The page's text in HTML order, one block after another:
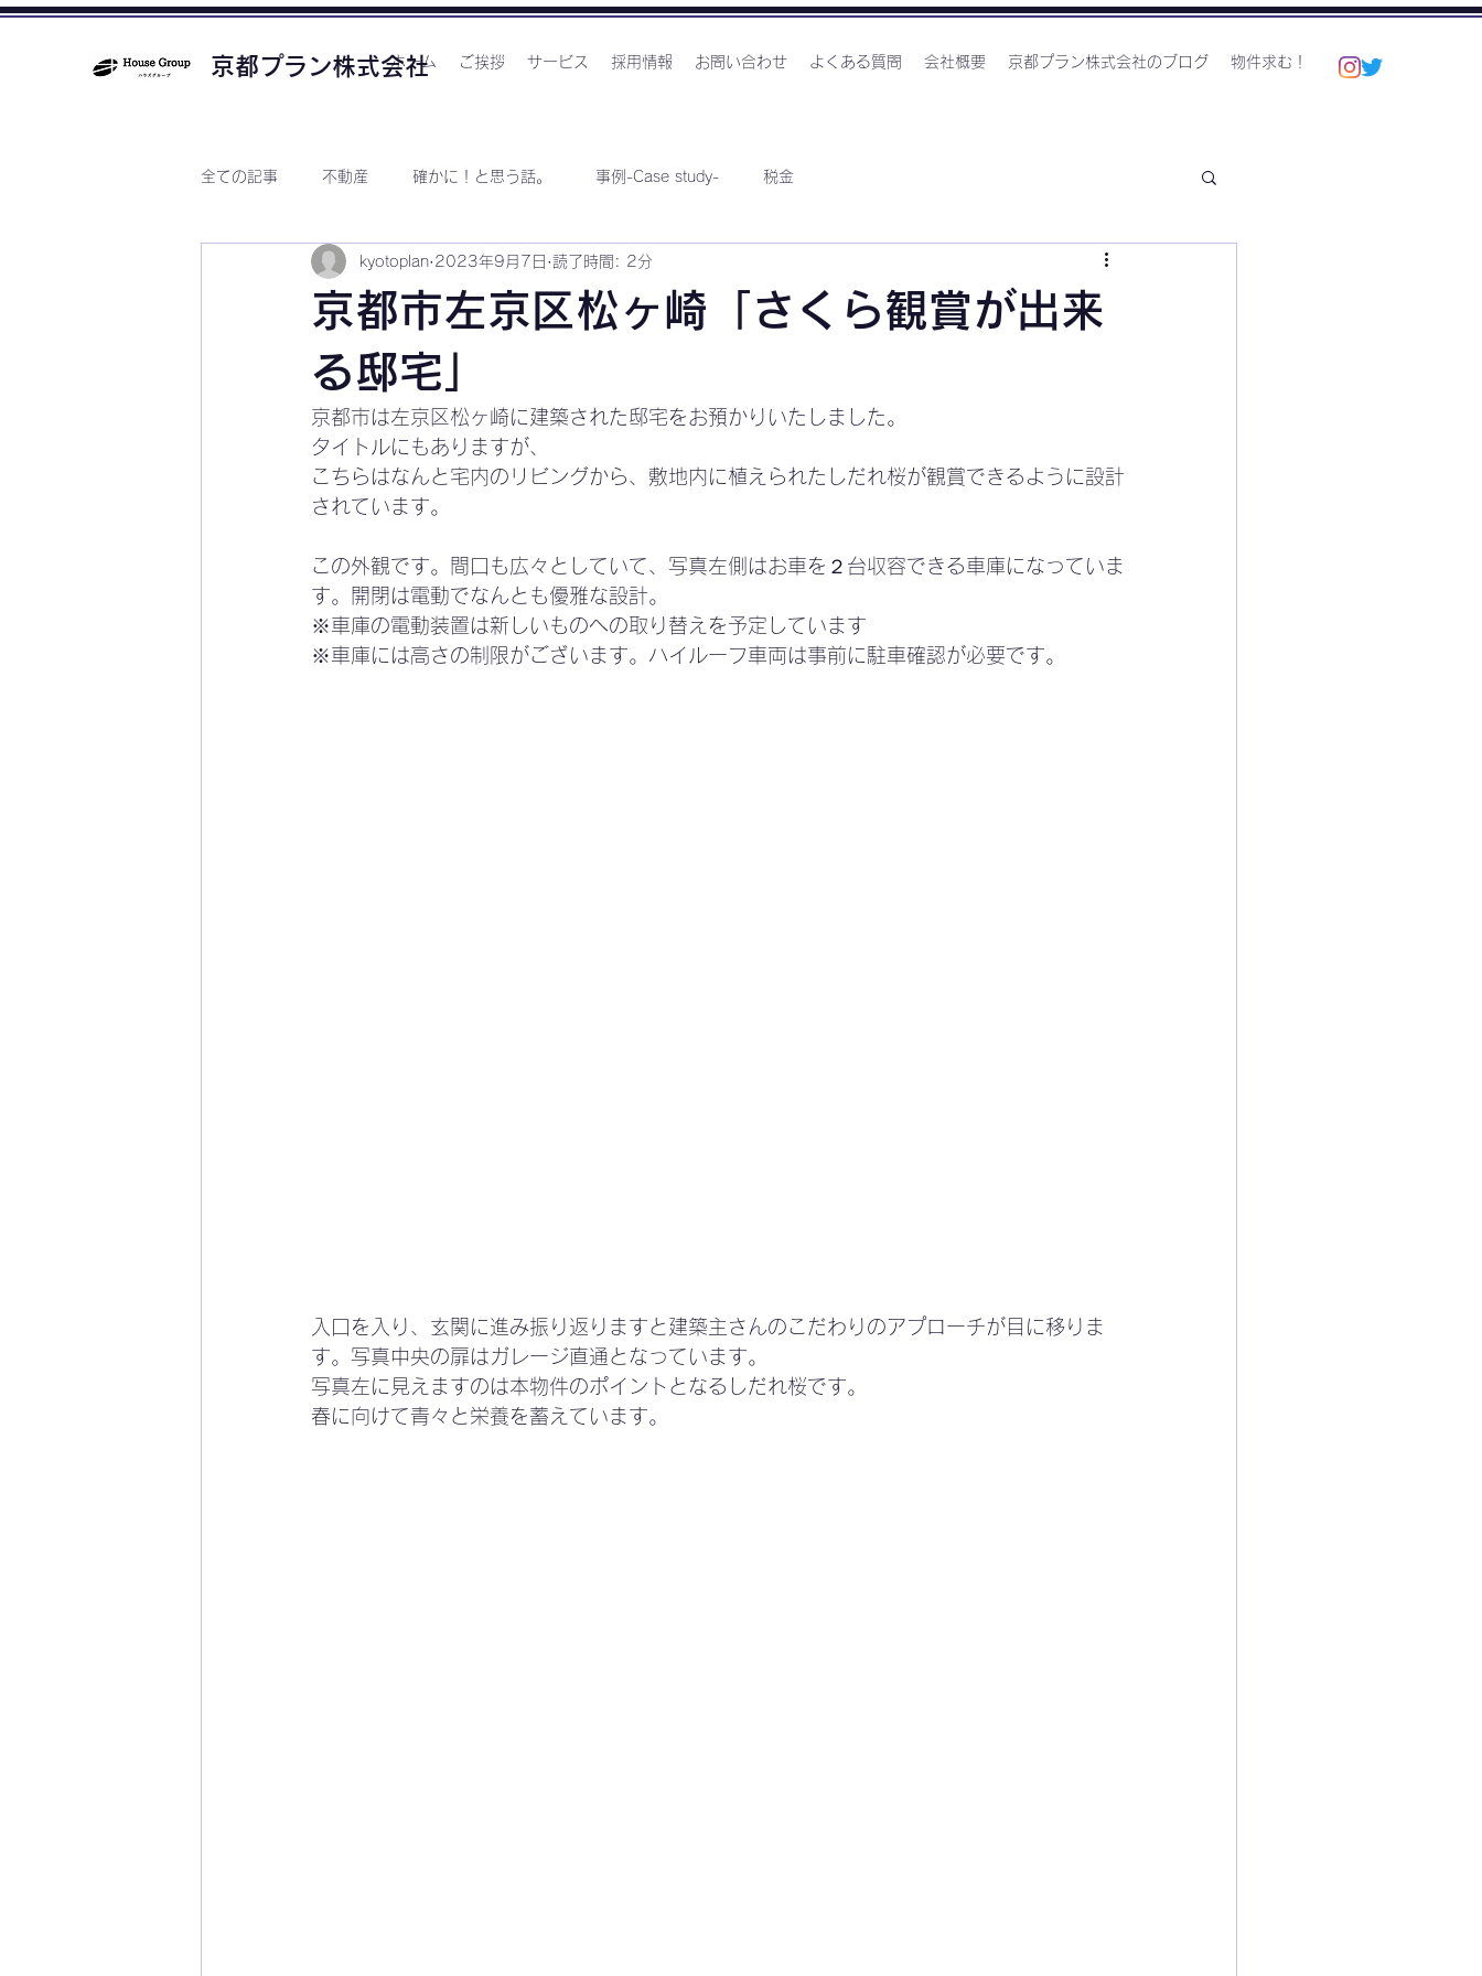
京都プラン株式会社
ホーム ご挨拶 サービス 採用情報 お問い合わせ よくある質問 会社概要 京都プラン株式会社のブログ 物件求む！
全ての記事 不動産 確かに！と思う話。 事例-Case study- 税金
京都市左京区松ヶ崎「さくら観賞が出来
る邸宅」
kyotoplan 2023年9月7日 読了時間: 2分
京都市は左京区松ヶ崎に建築された邸宅をお預かりいたしました。
タイトルにもありますが、
こちらはなんと宅内のリビングから、敷地内に植えられたしだれ桜が観賞できるように設計
されています。
この外観です。間口も広々としていて、写真左側はお車を２台収容できる車庫になっていま
す。開閉は電動でなんとも優雅な設計。
※車庫の電動装置は新しいものへの取り替えを予定しています
※車庫には高さの制限がございます。ハイルーフ車両は事前に駐車確認が必要です。
入口を入り、玄関に進み振り返りますと建築主さんのこだわりのアプローチが目に移りま
す。写真中央の扉はガレージ直通となっています。
写真左に見えますのは本物件のポイントとなるしだれ桜です。
春に向けて青々と栄養を蓄えています。